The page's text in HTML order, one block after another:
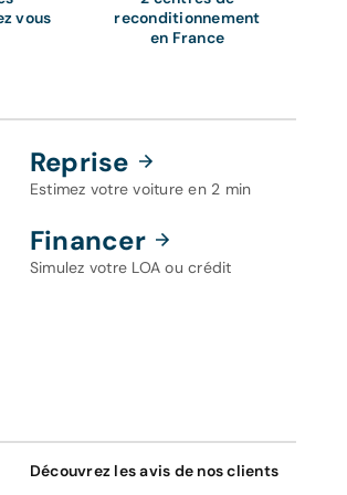
vous
reconditionnement
en France
Reprise
Estimez votre voiture en 2 min
Financer
Simulez votre LOA ou crédit
Découvrez les avis de nos clients